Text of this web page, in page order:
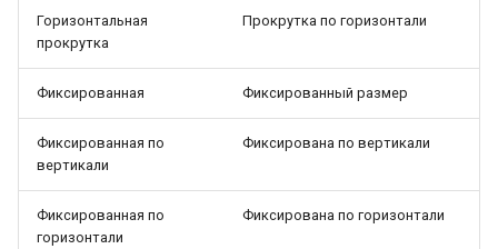
Горизонтальная
прокрутка
Прокрутка по горизонтали
Фиксированная Фиксированный размер
Фиксированная по
вертикали
Фиксирована по вертикали
Фиксированная по
горизонтали
Фиксирована по горизонтали